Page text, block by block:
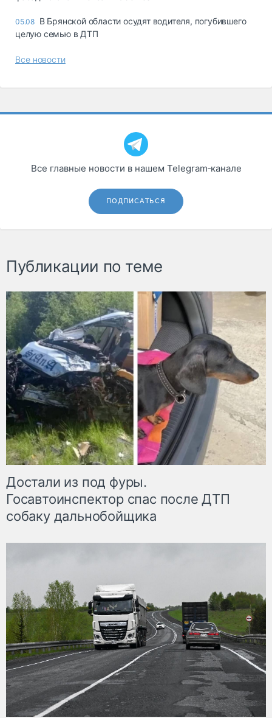
05.08 В Брянской области осудят водителя, погубившего
целую семью в ДТП
Все новости
Все главные новости в нашем Telegram‑канале
ПОДПИСАТЬСЯ
Публикации по теме
Достали из под фуры.
Госавтоинспектор спас после ДТП
собаку дальнобойщика